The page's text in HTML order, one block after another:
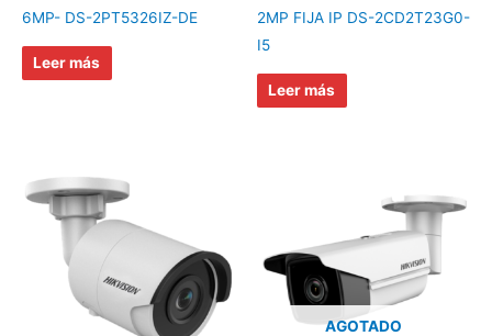
6MP- DS-2PT5326IZ-DE
Leer más
2MP FIJA IP DS-2CD2T23G0-
I5
Leer más
AGOTADO